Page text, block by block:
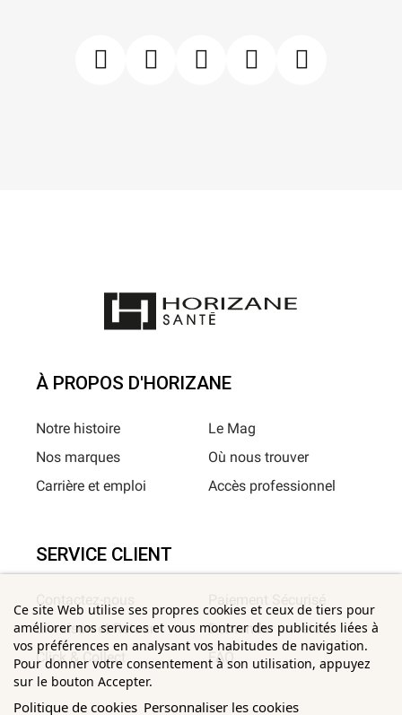
Ce site Web utilise ses propres cookies et ceux de tiers pour
améliorer nos services et vous montrer des publicités liées à
vos préférences en analysant vos habitudes de navigation.
Pour donner votre consentement à son utilisation, appuyez
sur le bouton Accepter.
Politique de cookies Personnaliser les cookies
À PROPOS D'HORIZANE
Notre histoire
Nos marques
Carrière et emploi
Le Mag
Où nous trouver
Accès professionnel
SERVICE CLIENT
Livraison et Retour
Click & Collect
Demander un retour
FAQ